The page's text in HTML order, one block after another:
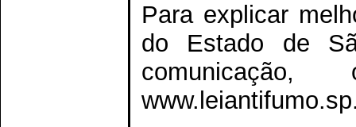
Para explicar
do Estado de